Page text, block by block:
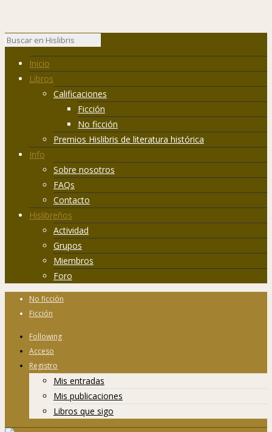
Inicio
Libros
Calificaciones
Ficción
No ficción
Premios Hislibris de literatura histórica
Info
Sobre nosotros
FAQs
Contacto
Hislibreños
Actividad
Grupos
Miembros
Foro
No ficción
Ficción
Following
Acceso
Registro
Mis entradas
Mis publicaciones
Libros que sigo